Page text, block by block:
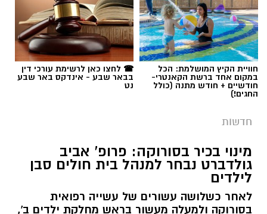
חוויית הקיץ המושלמת: הכל
במקום אחד ברשת הקאנטרי-
חודשיים + חודש מתנה (כולל
החגים!)
☎ לחצו כאן לרשימת עורכי דין
בבאר שבע - אינדקס באר שבע
נט
חדשות
מינוי בכיר בסורוקה: פרופ' אביב
גולדברט נבחר למנהל בית חולים סבן
לילדים
לאחר כשלושה עשורים של עשייה רפואית
בסורוקה ולמעלה מעשור בראש מחלקת ילדים ב',